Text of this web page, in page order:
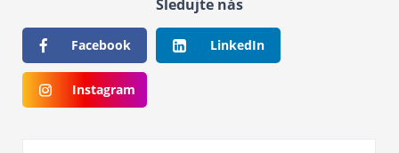
Sledujte nás
Facebook LinkedIn
Instagram